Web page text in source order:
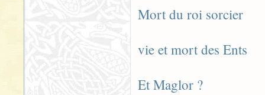
Mort du roi sorcier
vie et mort des Ents
Et Maglor ?